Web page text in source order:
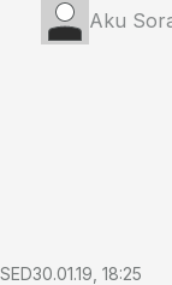
Aku
30.01.19, 18:25